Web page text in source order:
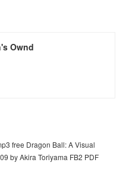
Ownd
free Dragon Ball: A Visual
by Akira Toriyama FB2 PDF